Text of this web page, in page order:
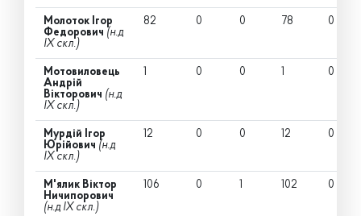
Молоток Ігор
Федорович (н.д
IX скл.)
82 0 0 78 0
Мотовиловець
Андрій
Вікторович (н.д
IX скл.)
1 0 0 1 0
Мурдій Ігор
Юрійович (н.д
IX скл.)
12 0 0 12 0
М'ялик Віктор
Ничипорович
(н.д IX скл.)
106 0 1 102 0